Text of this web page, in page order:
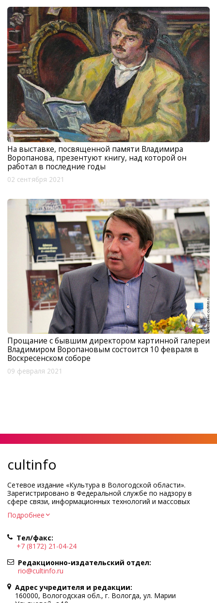
На выставке, посвященной памяти Владимира
Воропанова, презентуют книгу, над которой он
работал в последние годы
02 сентября 2021
Прощание с бывшим директором картинной галереи
Владимиром Воропановым состоится 10 февраля в
Воскресенском соборе
09 февраля 2021
cultinfo
Сетевое издание «Культура в Вологодской области».
Зарегистрировано в Федеральной службе по надзору в
сфере связи, информационных технологий и массовых
Регистрационный номер и дата принятия решения о
Учредитель КУ ВО «Информационно-аналитический центр
культуры»
Адрес учредителя и редакции: 160000, Вологодская обл., г.
Вологда, ул. Марии Ульяновой, д.10
Главный редактор — Легчанова Елена Григорьевна
Политика в отношении обработки персональных данных
Подробнее
Тел/факс:
+7 (8172) 21-04-24
Редакционно-издательский отдел:
rio@cultinfo.ru
Адрес учредителя и редакции:
160000, Вологодская обл., г. Вологда, ул. Марии